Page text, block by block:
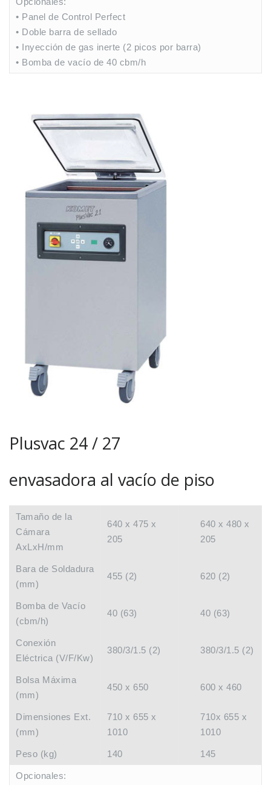
• Panel de Control Perfect
• Doble barra de sellado
• Inyección de gas inerte (2 picos por barra)
• Bomba de vacío de 40 cbm/h
Plusvac 24 / 27
envasadora al vacío de piso
Tamaño de la
Cámara
AxLxH/mm
640 x 475 x
205
640 x 480 x
205
Bara de Soldadura
(mm)
455 (2) 620 (2)
Bomba de Vacío
(cbm/h)
40 (63) 40 (63)
Conexión
Eléctrica (V/F/Kw)
380/3/1.5 (2) 380/3/1.5 (2)
Bolsa Máxima
(mm)
450 x 650 600 x 460
Dimensiones Ext.
(mm)
710 x 655 x
1010
710x 655 x
1010
Peso (kg) 140 145
Opcionales: